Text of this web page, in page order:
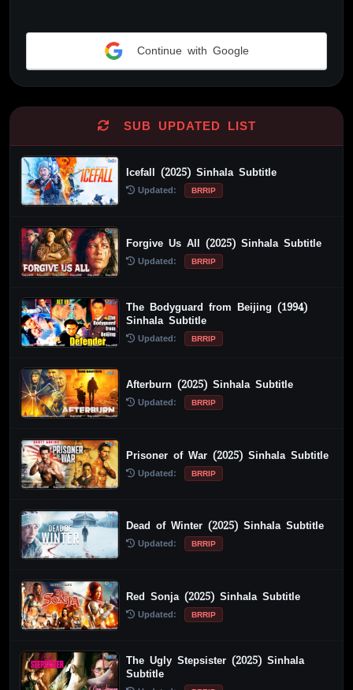
Continue with Google
SUB UPDATED LIST
Icefall (2025) Sinhala Subtitle
Updated: BRRIP
Forgive Us All (2025) Sinhala Subtitle
Updated: BRRIP
The Bodyguard from Beijing (1994)
Sinhala Subtitle
Updated: BRRIP
Afterburn (2025) Sinhala Subtitle
Updated: BRRIP
Prisoner of War (2025) Sinhala Subtitle
Updated: BRRIP
Dead of Winter (2025) Sinhala Subtitle
Updated: BRRIP
Red Sonja (2025) Sinhala Subtitle
Updated: BRRIP
The Ugly Stepsister (2025) Sinhala
Subtitle